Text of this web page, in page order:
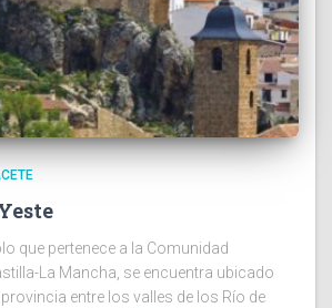
que pertenece a la Comunidad
La Mancha, se encuentra ubicado
entre los valles de los Río de